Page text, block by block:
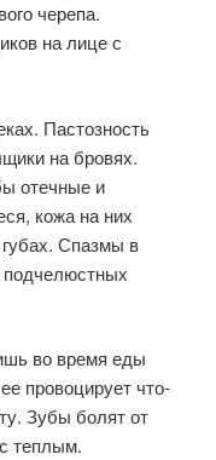
черепа.
на лице с
Пастозность
на бровях.
отечные и
кожа на них
Спазмы в
во время еды
провоцирует что-
Зубы болят от
теплым.